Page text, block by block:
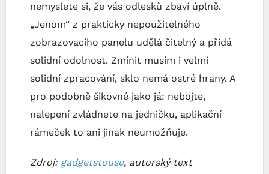
nemyslete si, že vás odlesků zbaví úplně.
„Jenom“ z prakticky nepoužitelného
zobrazovacího panelu udělá čitelný a přidá
solidní odolnost. Zmínit musím i velmi
solidní zpracování, sklo nemá ostré hrany. A
pro podobně šikovné jako já: nebojte,
nalepení zvládnete na jedničku, aplikační
rámeček to ani jinak neumožňuje.
Zdroj: gadgetstouse, autorský text